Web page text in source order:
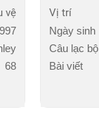
vệ
68
Vị trí
Ngày sinh
Câu lạc bộ
Bài viết